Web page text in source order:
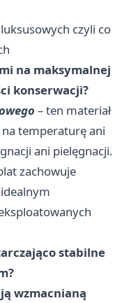
czyli co
na maksymalnej
konserwacji?
– ten materiał
na temperaturę ani
ani pielęgnacji.
zachowuje
stabilne
wzmacnianą